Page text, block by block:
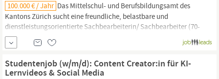
100.000 € / Jahr Das Mittelschul- und Berufsbildungsamt des
Kantons Zürich sucht eine freundliche, belastbare und
dienstleistungsorientierte Sachbearbeiterin/ Sachbearbeiter (70-
90%). Die Hauptaufgabe umfasst die administrative Betreuung
der Abteilung Betriebliche
Nachteilsausgleiche in der Beruflichen Grundbildung.
Studentenjob (w/m/d): Content Creator:in für KI-
Lernvideos & Social Media